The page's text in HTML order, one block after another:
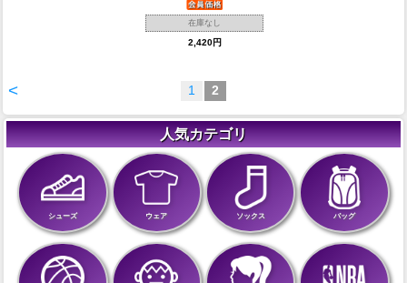
在庫なし
2,420円
< 1 2
人気カテゴリ
シューズ ウェア ソックス バッグ